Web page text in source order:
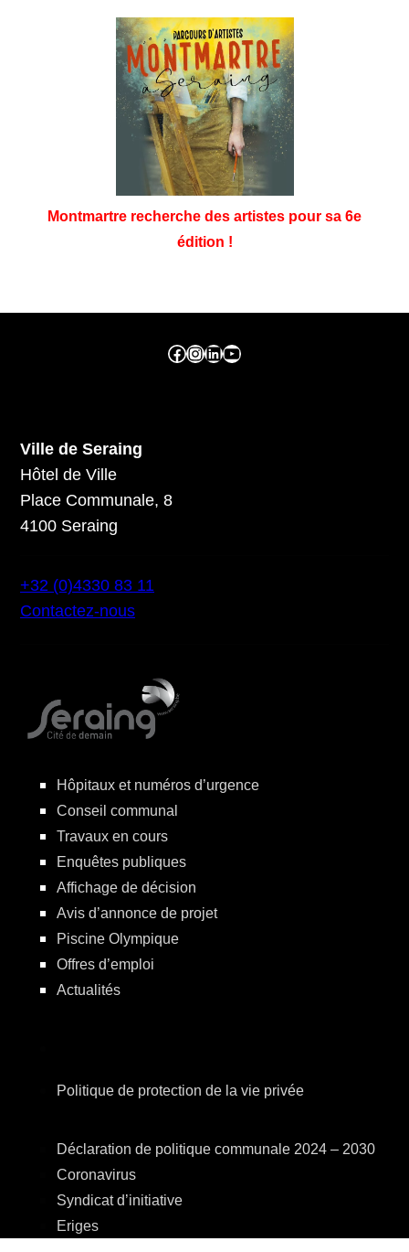
Montmartre recherche des artistes pour sa 6e
édition !
Facebook ville de seraing Instragram ville de seraing linkedin – ville de seraing YouTube
Ville de Seraing
Hôtel de Ville
Place Communale, 8
4100 Seraing
+32 (0)4330 83 11
Contactez-nous
Hôpitaux et numéros d’urgence
Conseil communal
Travaux en cours
Enquêtes publiques
Affichage de décision
Avis d’annonce de projet
Piscine Olympique
Offres d’emploi
Actualités
Politique de protection de la vie privée
Déclaration de politique communale 2024 – 2030
Coronavirus
Syndicat d’initiative
Eriges